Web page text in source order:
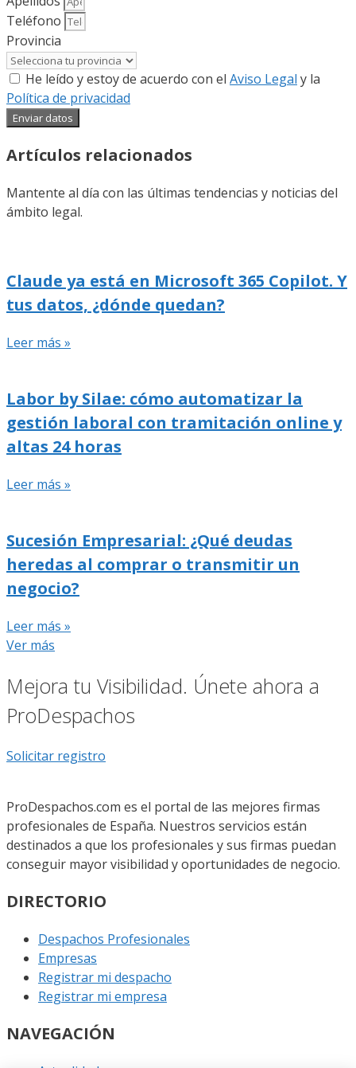
Teléfono
Provincia
He leído y estoy de acuerdo con el Aviso Legal y la
Política de privacidad
Enviar datos
Artículos relacionados
Mantente al día con las últimas tendencias y noticias del
ámbito legal.
Claude ya está en Microsoft 365 Copilot. Y
tus datos, ¿dónde quedan?
Leer más »
Labor by Silae: cómo automatizar la
gestión laboral con tramitación online y
altas 24 horas
Leer más »
Sucesión Empresarial: ¿Qué deudas
heredas al comprar o transmitir un
negocio?
Leer más »
Ver más
Mejora tu Visibilidad. Únete ahora a
ProDespachos
Solicitar registro
ProDespachos.com es el portal de las mejores firmas
profesionales de España. Nuestros servicios están
destinados a que los profesionales y sus firmas puedan
conseguir mayor visibilidad y oportunidades de negocio.
DIRECTORIO
Despachos Profesionales
Empresas
Registrar mi despacho
Registrar mi empresa
NAVEGACIÓN